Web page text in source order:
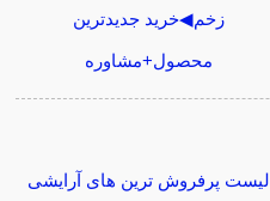
زخم◀خرید جدیدترین
محصول+مشاوره
لیست پرفروش ترین های آرایشی